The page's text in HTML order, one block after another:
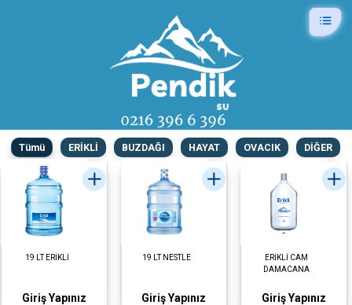
Tümü ERİKLİ BUZDAĞI HAYAT OVACIK DİĞER
19 LT ERİKLİ
Giriş Yapınız
19 LT NESTLE
Giriş Yapınız
ERİKLİ CAM
DAMACANA
Giriş Yapınız